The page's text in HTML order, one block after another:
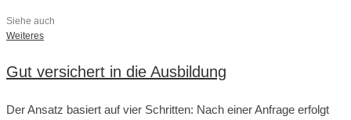
Siehe auch
Weiteres
Gut versichert in die Ausbildung
Der Ansatz basiert auf vier Schritten: Nach einer Anfrage erfolgt